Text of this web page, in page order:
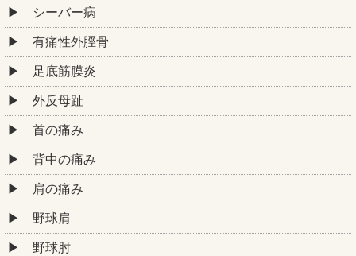
シーバー病
有痛性外脛骨
足底筋膜炎
外反母趾
首の痛み
背中の痛み
肩の痛み
野球肩
野球肘